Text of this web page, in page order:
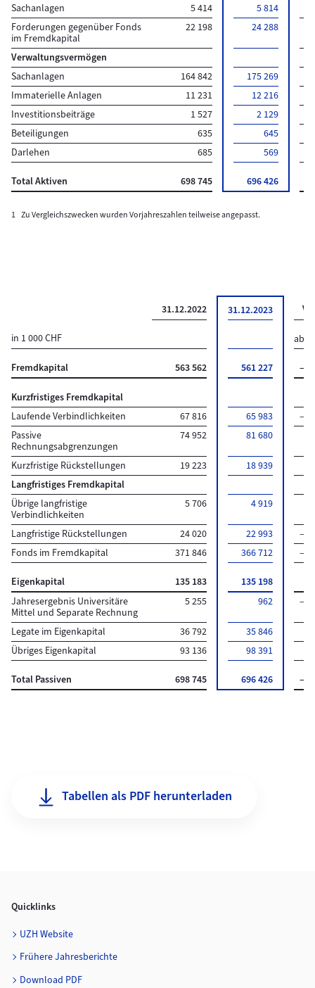
Sachanlagen 5 414
5 814
Forderungen gegenüber Fonds
im Fremdkapital
22 198 24 288
Verwaltungsvermögen
Sachanlagen
164 842 175 269
Immaterielle Anlagen
11 231
12 216
Investitionsbeiträge
1 527
2 129
Beteiligungen
635
645
Darlehen
685 569
Total Aktiven 698 745 696 426
1 Zu Vergleichszwecken wurden Vorjahreszahlen teilweise angepasst.
31.12.2022 31.12.2023
in 1 000 CHF
Fremdkapital 563 562 561 227 –2
Kurzfristiges Fremdkapital
Laufende Verbindlichkeiten
67 816 65 983
–1
Passive
Rechnungsabgrenzungen
74 952 81 680
Kurzfristige Rückstellungen 19 223 18 939
Langfristiges Fremdkapital
Übrige langfristige
Verbindlichkeiten
5 706 4 919
Langfristige Rückstellungen 24 020 22 993
–1
Fonds im Fremdkapital
371 846 366 712 –5
Eigenkapital 135 183
135 198
Jahresergebnis Universitäre
Mittel und Separate Rechnung
5 255 962 –4
Legate im Eigenkapital 36 792 35 846
Übriges Eigenkapital
93 136 98 391
Total Passiven 698 745 696 426 –2
Tabellen als PDF herunterladen
Quicklinks
UZH Website
Frühere Jahresberichte
Download PDF